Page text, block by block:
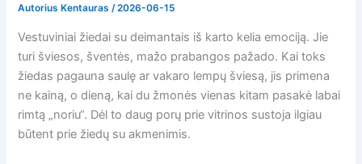
Autorius Kentauras/2026-06-15
Vestuviniai žiedai su deimantais iš karto kelia emociją. Jie
turi šviesos, šventės, mažo prabangos pažado. Kai toks
žiedas pagauna saulę ar vakaro lempų šviesą, jis primena
ne kainą, o dieną, kai du žmonės vienas kitam pasakė labai
rimtą „noriu“. Dėl to daug porų prie vitrinos sustoja ilgiau
būtent prie žiedų su akmenimis.